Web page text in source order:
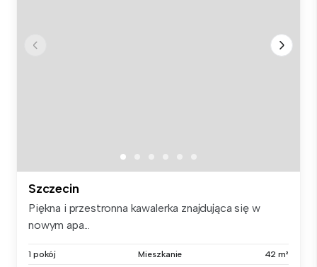
Szczecin
Piękna i przestronna kawalerka znajdująca się w
nowym apa...
1 pokój Mieszkanie 42 m²